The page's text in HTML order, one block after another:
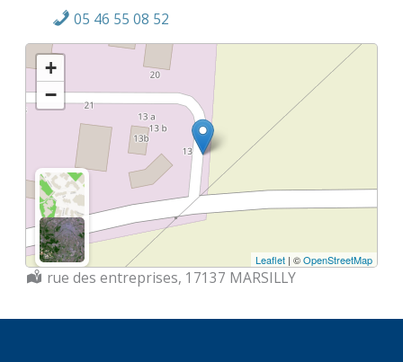
05 46 55 08 52
+
−
Leaflet | ©OpenStreetMap
Localisation :
rue des entreprises, 17137 MARSILLY